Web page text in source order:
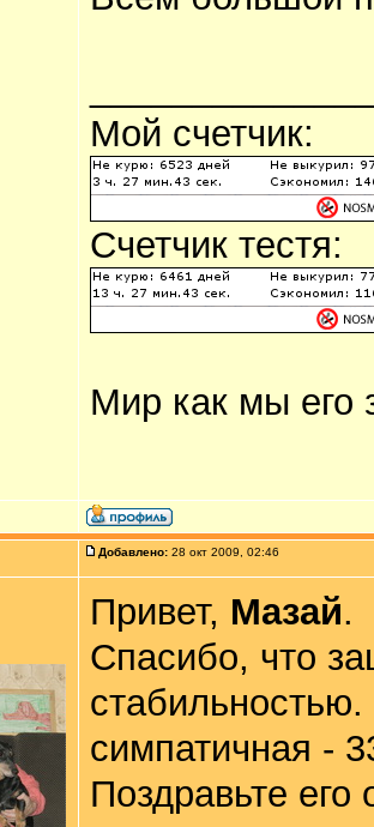
Мой счетчик:
Счетчик тестя:
Мир как мы его
Добавлено: 28 окт 2009, 02:46
Привет, Мазай.
Спасибо, что
стабильностью.
симпатичная -
Поздравьте его